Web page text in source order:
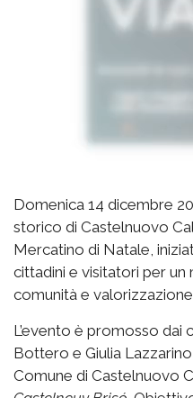
Domenica 14 dicembre
storico di Castelnuovo
Mercatino di Natale,
cittadini e visitatori per
comunità e
L’evento è promosso dai
Bottero e Giulia
Comune di Castelnuovo